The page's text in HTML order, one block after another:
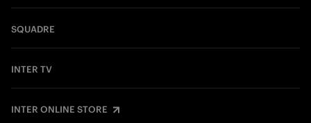
SQUADRE
INTER TV
INTER ONLINE STORE